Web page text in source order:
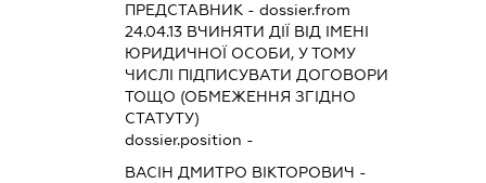
ПРЕДСТАВНИК - dossier.from
24.04.13 ВЧИНЯТИ ДІЇ ВІД ІМЕНІ
ЮРИДИЧНОЇ ОСОБИ, У ТОМУ
ЧИСЛІ ПІДПИСУВАТИ ДОГОВОРИ
ТОЩО (ОБМЕЖЕННЯ ЗГІДНО
СТАТУТУ)
dossier.position -
ВАСІН ДМИТРО ВІКТОРОВИЧ -